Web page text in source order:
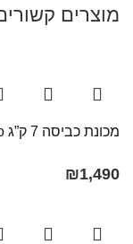
מוצרים
מכונת כביסה 7 ק”ג Beko בקו ‏דגם WTV7515BW
₪1,490